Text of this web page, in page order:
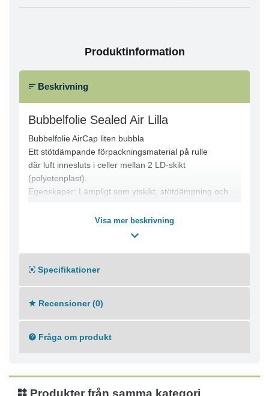
Produktinformation
Beskrivning
Bubbelfolie Sealed Air Lilla
Bubbelfolie AirCap liten bubbla
Ett stötdämpande förpackningsmaterial på rulle
där luft innesluts i celler mellan 2 LD-skikt
(polyetenplast).
Egenskaper: Lämpligt som ytskikt, stötdämpning och
Låg vikt ger låga transportkostnader.
Kvalitet: EL - 4mm höjd, 10mm i diameter.
Visa mer beskrivning
Specifikationer
Recensioner (0)
Fråga om produkt
Produkter från samma kategori